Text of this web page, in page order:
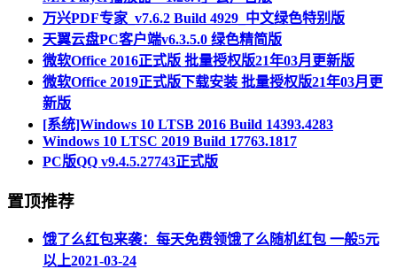
万兴PDF专家_v7.6.2 Build 4929_中文绿色特别版
天翼云盘PC客户端v6.3.5.0 绿色精简版
微软Office 2016正式版 批量授权版21年03月更新版
微软Office 2019正式版下载安装 批量授权版21年03月更
新版
[系统]Windows 10 LTSB 2016 Build 14393.4283
Windows 10 LTSC 2019 Build 17763.1817
PC版QQ v9.4.5.27743正式版
置顶推荐
饿了么红包来袭：每天免费领饿了么随机红包 一般5元
以上2021-03-24